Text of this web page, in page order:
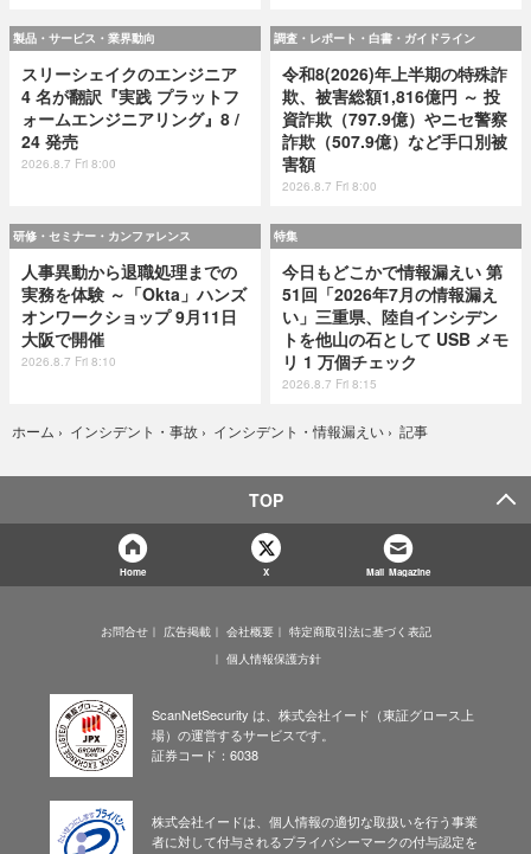
製品・サービス・業界動向
スリーシェイクのエンジニア
4 名が翻訳『実践 プラットフ
ォームエンジニアリング』8 /
24 発売
2026.8.7 Fri 8:00
調査・レポート・白書・ガイドライン
令和8(2026)年上半期の特殊詐
欺、被害総額1,816億円 ～ 投
資詐欺（797.9億）やニセ警察
詐欺（507.9億）など手口別被
害額
2026.8.7 Fri 8:00
研修・セミナー・カンファレンス
人事異動から退職処理までの
実務を体験 ～「Okta」ハンズ
オンワークショップ 9月11日
大阪で開催
2026.8.7 Fri 8:10
特集
今日もどこかで情報漏えい 第
51回「2026年7月の情報漏え
い」三重県、陸自インシデン
トを他山の石として USB メモ
リ 1 万個チェック
2026.8.7 Fri 8:15
ホーム › インシデント・事故 › インシデント・情報漏えい › 記事
TOP
Home X Mail Magazine
お問合せ 広告掲載 会社概要
特定商取引法に基づく表記
個人情報保護方針
ScanNetSecurity は、株式会社イード（東証グロース上
場）の運営するサービスです。
証券コード：6038
株式会社イードは、個人情報の適切な取扱いを行う事業
者に対して付与されるプライバシーマークの付与認定を